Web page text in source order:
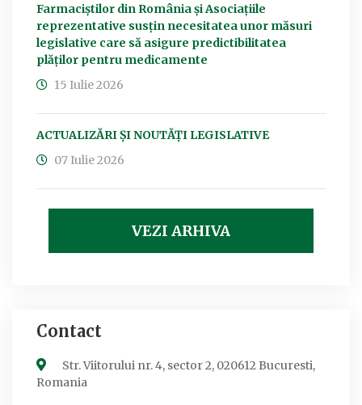
Farmaciștilor din România și Asociațiile
reprezentative susțin necesitatea unor măsuri
legislative care să asigure predictibilitatea
plăților pentru medicamente
15 Iulie 2026
ACTUALIZĂRI ȘI NOUTĂȚI LEGISLATIVE
07 Iulie 2026
VEZI ARHIVA
Contact
Str. Viitorului nr. 4, sector 2, 020612 Bucuresti,
Romania